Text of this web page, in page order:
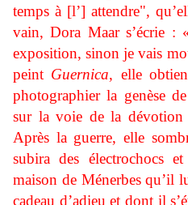
temps à [l’] attendre",
vain, Dora Maar s’écrie :
exposition, sinon je vais
peint Guernica, elle
photographier la genèse
sur la voie de la dévotion
Après la guerre, elle
subira des électrochocs
maison de Ménerbes qu’il
cadeau d’adieu et dont il